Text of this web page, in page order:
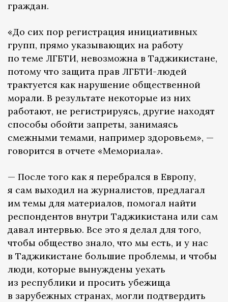
граждан.
«До сих пор регистрация инициативных
групп, прямо указывающих на работу
по теме ЛГБТИ, невозможна в Таджикистане,
потому что защита прав ЛГБТИ-людей
трактуется как нарушение общественной
морали. В результате некоторые из них
работают, не регистрируясь, другие находят
способы обойти запреты, занимаясь
смежными темами, например здоровьем», —
говорится в отчете «Мемориала».
— После того как я перебрался в Европу,
я сам выходил на журналистов, предлагал
им темы для материалов, помогал найти
респондентов внутри Таджикистана или сам
давал интервью. Все это я делал для того,
чтобы общество знало, что мы есть, и у нас
в Таджикистане большие проблемы, и чтобы
люди, которые вынуждены уехать
из республики и просить убежища
в зарубежных странах, могли подтвердить